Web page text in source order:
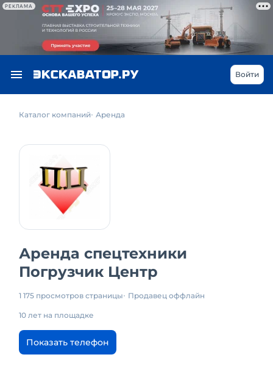
РЕКЛАМА
Войти
Каталог компаний Аренда
Аренда спецтехники
Погрузчик Центр
1 175 просмотров страницы Продавец оффлайн
10 лет на площадке
Показать телефон